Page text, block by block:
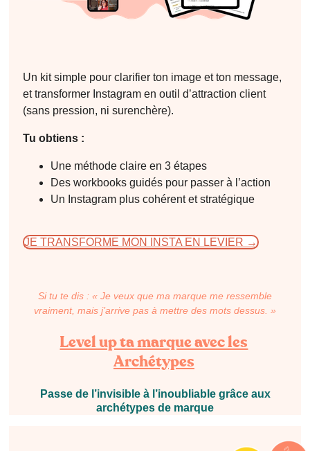
Un kit simple pour clarifier ton image et ton message,
et transformer Instagram en outil d’attraction client
(sans pression, ni surenchère).
Tu obtiens :
Une méthode claire en 3 étapes
Des workbooks guidés pour passer à l’action
Un Instagram plus cohérent et stratégique
JE TRANSFORME MON INSTA EN LEVIER →
Si tu te dis : « Je veux que ma marque me ressemble
vraiment, mais j’arrive pas à mettre des mots dessus. »
Level up ta marque avec les
Archétypes
Passe de l’invisible à l’inoubliable grâce aux
archétypes de marque